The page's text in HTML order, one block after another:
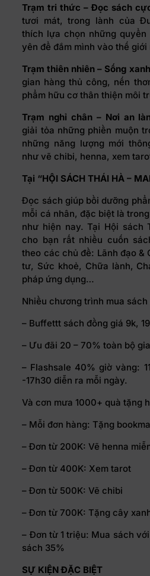
Trạm tri thức – Đọc sách
tươi mát, trong lành của
thích lựa chọn những
yên để đắm mình vào thế giới
Trạm thiên nhiên – Sống
gian hàng thủ công, nến
phẩm hữu cơ thân thiện môi
Trạm nghỉ chân – Nơi an
giải tỏa những phiền muộn
những năng lượng mới
như vẽ chibi, henna, xem
Tại “HỘI SÁCH THÁI HÀ –
Đọc sách giúp bồi dưỡng
mỗi cá nhân, đặc biệt là
như hiện nay. Tại Hội sách
cho bạn rất nhiều cuốn
theo các chủ đề: Lãnh đạo &
tư, Sức khoẻ, Chữa lành,
pháp ứng dụng…
Nhiều chương trình mua
– Buffettt sách đồng giá 9k,
– Ưu đãi 20 – 70% toàn bộ
– Flashsale 40% giờ vàng:
-17h30 diễn ra mỗi ngày.
Và cơn mưa 1000+ quà tặng
– Mỗi đơn hàng: Tặng
– Đơn từ 200K: Vẽ henna
– Đơn từ 400K: Xem tarot
– Đơn từ 500K: Vẽ chibi
– Đơn từ 700K: Tặng cây
– Đơn từ 1 triệu: Mua sách
sách 35%
SỰ KIỆN ĐẶC BIỆT